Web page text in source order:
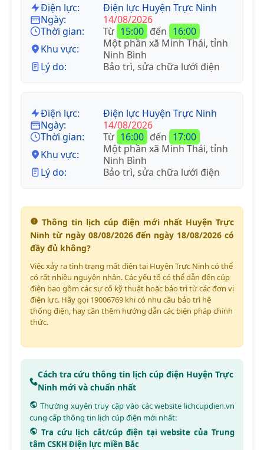
Điện lực:
Điện lực Huyện Trực Ninh
Ngày:
14/08/2026
Thời gian:
Từ 15:00 đến 16:00
Khu vực:
Một phần xã Minh Thái, tỉnh
Ninh Bình
Lý do:
Bảo trì, sửa chữa lưới điện
Điện lực:
Điện lực Huyện Trực Ninh
Ngày:
14/08/2026
Thời gian:
Từ 16:00 đến 17:00
Khu vực:
Một phần xã Minh Thái, tỉnh
Ninh Bình
Lý do:
Bảo trì, sửa chữa lưới điện
Thông tin lịch cúp điện mới nhất Huyện Trực
Ninh từ ngày 08/08/2026 đến ngày 18/08/2026 có
đầy đủ không?
Việc xảy ra tình trạng mất điện tại Huyện Trực Ninh có thể
có rất nhiều nguyên nhân. Các yếu tố có thể dẫn đến cúp
điện bao gồm các sự cố kỹ thuật hoặc bảo trì từ các đơn vị
điện lực. Hãy gọi 19006769 khi có nhu cầu bảo trì hệ
thống điện, hay cần thêm hướng dẫn các biện pháp chính
thức.
Cách tra cứu thông tin lịch cúp điện Huyện Trực
Ninh mới và chuẩn nhất
Thường xuyên truy cập vào các website lichcupdien.vn
cung cấp thông tin lịch cúp điện mới nhất:
Tra cứu lịch cắt/cúp điện tại website của Trung
tâm CSKH Điện lực miền Bắc